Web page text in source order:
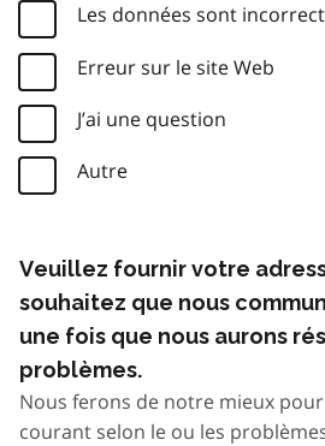
Les données sont
Erreur sur le site Web
J’ai une question
Autre
Veuillez fournir votre
souhaitez que nous
une fois que nous aurons
problèmes.
Nous ferons de notre mieux
courant selon le ou les